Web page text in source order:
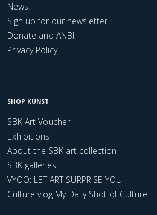
News
Sign up for our newsletter
Donate and ANBI
Privacy Policy
SHOP KUNST
SBK Art Voucher
Exhibitions
About the SBK art collection
SBK galleries
VYOO: LET ART SURPRISE YOU
Culture vlog My Daily Shot of Culture